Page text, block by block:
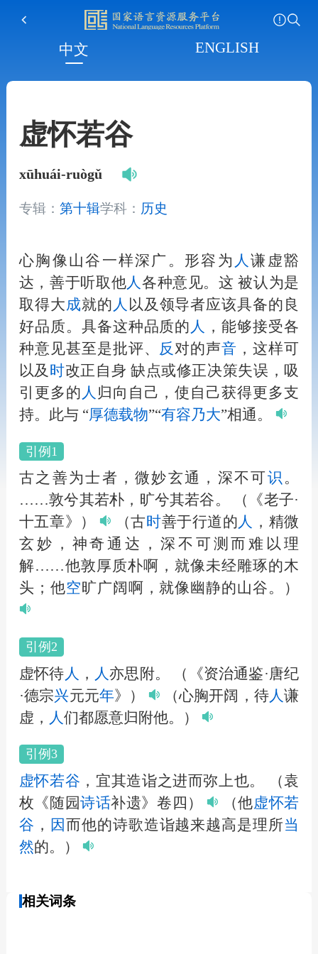
中文 ENGLISH
虚怀若谷
xūhuái-ruògǔ
专辑： 第十辑学科： 历史
心胸像山谷一样深广。形容为 人谦虚豁
达，善于听取他人 各种意见。这 被认为是
取得大成就的 人 以及领导者应该具备的良
好品质。具备这种品质的 人
，能够接受各
种意见甚至是批评、
反 对的声音 ，这样可
以及 时改正自身 缺点或修正决策失误，吸
引更多的 人 归向自己，使自己获得更多支
持。此与 “厚德载物”“有容乃大”相通。
引例1
古之善为士者，微妙玄通，深不可识 。
……敦兮其若朴，旷兮其若谷。
（《老子·
十五章》）
（古时善于行道的 人
，精微
玄妙，神奇通达，深不可测而难以理
解……他敦厚质朴啊，就像未经雕琢的木
头；他空旷广阔啊，就像幽静的山谷。）
引例2
虚怀待 人 ， 人亦思附。
（《资治通鉴·唐纪
·德宗兴元元年》） （心胸开阔，待人谦
虚， 人们都愿意归附他。）
引例3
虚怀若谷 ，宜其造诣之进而弥上也。
（袁
枚《随园诗话补遗》卷四） （他虚怀若
谷 ， 因 而他的诗歌造诣越来越高是理所当
然的。）
相关词条